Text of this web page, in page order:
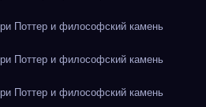
Поттер и философский камень
Поттер и философский камень
Поттер и философский камень